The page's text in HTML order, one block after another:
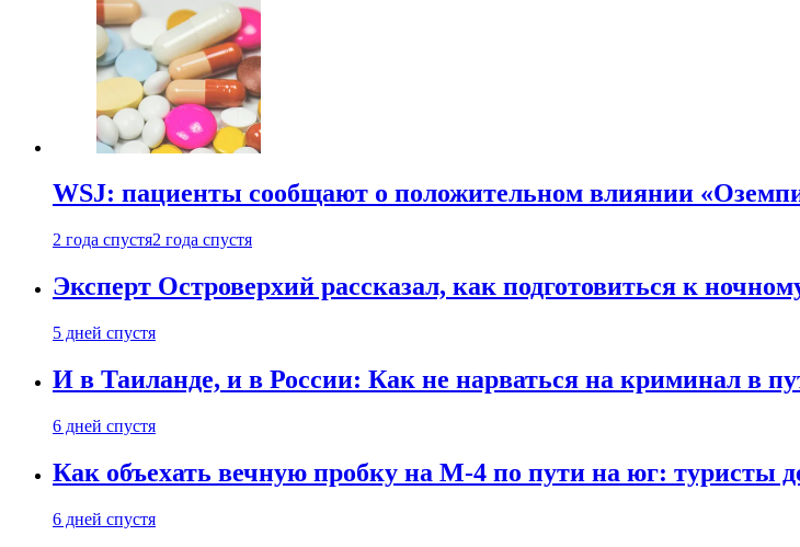
WSJ: пациенты сообщают о положительном влиянии
2 года спустя2 года спустя
Эксперт Островерхий рассказал, как подготовиться к
5 дней спустя
И в Таиланде, и в России: Как не нарваться на криминал в
6 дней спустя
Как объехать вечную пробку на М-4 по пути на юг: туристы
6 дней спустя